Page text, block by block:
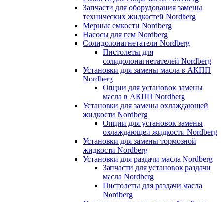
Запчасти для оборудования замены
технических жидкостей Nordberg
Мерные емкости Nordberg
Насосы для гсм Nordberg
Солидолонагнетатели Nordberg
Пистолеты для
солидолонагнетателей Nordberg
Установки для замены масла в АКПП
Nordberg
Опции для установок замены
масла в АКПП Nordberg
Установки для замены охлаждающей
жидкости Nordberg
Опции для установок замены
охлаждающей жидкости Nordberg
Установки для замены тормозной
жидкости Nordberg
Установки для раздачи масла Nordberg
Запчасти для установок раздачи
масла Nordberg
Пистолеты для раздачи масла
Nordberg